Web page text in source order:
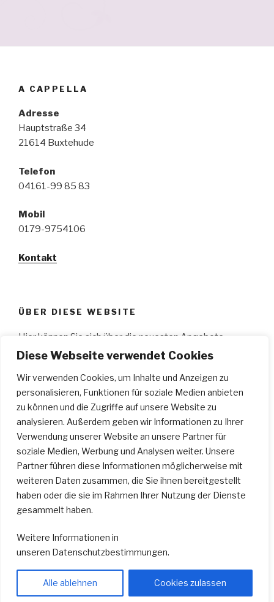
Diese Webseite verwendet Cookies
Wir verwenden Cookies, um Inhalte und Anzeigen zu
personalisieren, Funktionen für soziale Medien anbieten
zu können und die Zugriffe auf unsere Website zu
analysieren. Außerdem geben wir Informationen zu Ihrer
Verwendung unserer Website an unsere Partner für
soziale Medien, Werbung und Analysen weiter. Unsere
Partner führen diese Informationen möglicherweise mit
weiteren Daten zusammen, die Sie ihnen bereitgestellt
haben oder die sie im Rahmen Ihrer Nutzung der Dienste
gesammelt haben.
Weitere Informationen in
unseren Datenschutzbestimmungen.
Alle ablehnen Cookies zulassen
A CAPPELLA
Adresse
Hauptstraße 34
21614 Buxtehude
Telefon
04161-99 85 83
Mobil
0179-9754106
Kontakt
ÜBER DIESE WEBSITE
Hier können Sie sich über die neuesten Angebote
informieren, wie z.B.: aktuelle Workshops, Ge­sangs­
unterricht, Klavier­unterricht; Bilder von Auftritten der
Schüler des „A Cappellas“ an­schauen und vieles mehr.
Wir wünschen Ihnen viel Spaß…
SUCHEN
Suche
Mail
A
Cappella